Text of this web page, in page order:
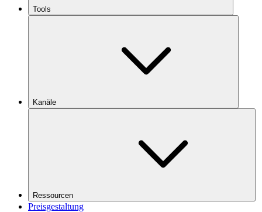
Tools
Kanäle
Ressourcen
Preisgestaltung